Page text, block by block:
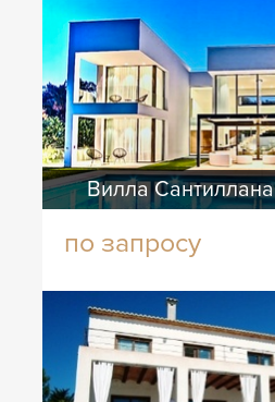
Вилла Сантиллана
по запросу